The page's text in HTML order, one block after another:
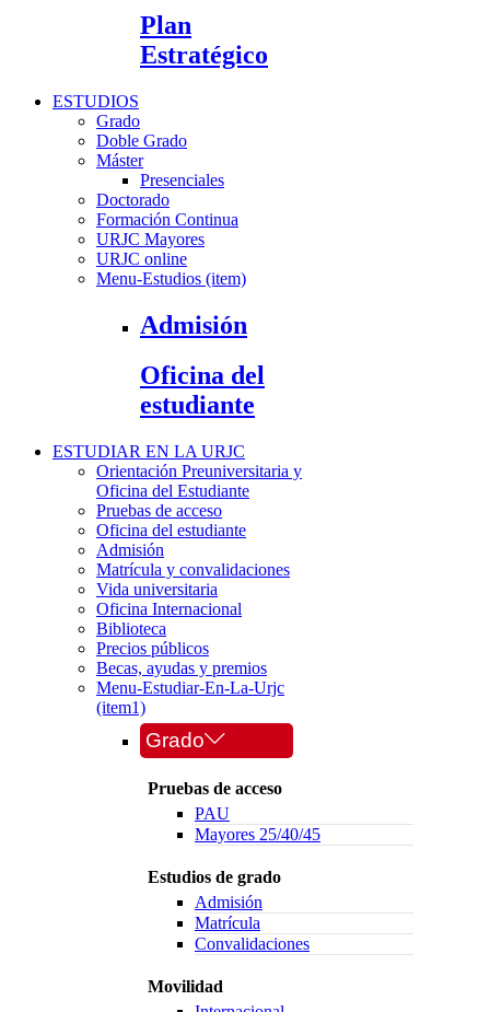
Plan
Estratégico
ESTUDIOS
Grado
Doble Grado
Máster
Presenciales
Doctorado
Formación Continua
URJC Mayores
URJC online
Menu-Estudios (item)
Admisión
Oficina del
estudiante
ESTUDIAR EN LA URJC
Orientación Preuniversitaria y
Oficina del Estudiante
Pruebas de acceso
Oficina del estudiante
Admisión
Matrícula y convalidaciones
Vida universitaria
Oficina Internacional
Biblioteca
Precios públicos
Becas, ayudas y premios
Menu-Estudiar-En-La-Urjc
(item1)
Grado
Pruebas de acceso
PAU
Mayores 25/40/45
Estudios de grado
Admisión
Matrícula
Convalidaciones
Movilidad